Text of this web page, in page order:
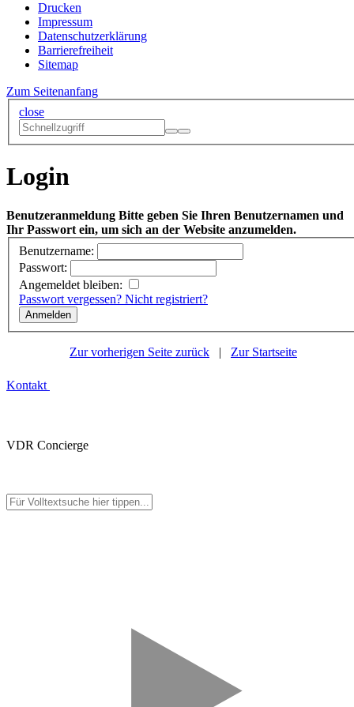
Drucken
Impressum
Datenschutzerklärung
Barrierefreiheit
Sitemap
Zum Seitenanfang
close
Login
Benutzeranmeldung Bitte geben Sie Ihren Benutzernamen und
Ihr Passwort ein, um sich an der Website anzumelden.
Benutzername:
Passwort:
Angemeldet bleiben:
Passwort vergessen? Nicht registriert?
Zur vorherigen Seite zurück | Zur Startseite
Kontakt
VDR Concierge